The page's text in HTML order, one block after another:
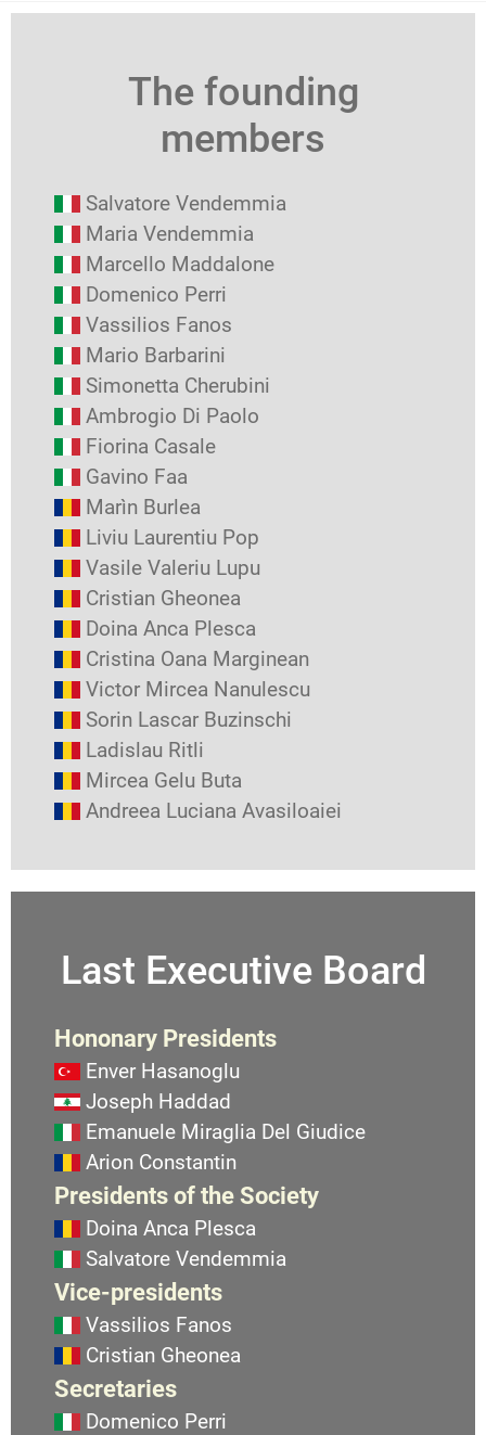
The founding
members
Salvatore Vendemmia
Maria Vendemmia
Marcello Maddalone
Domenico Perri
Vassilios Fanos
Mario Barbarini
Simonetta Cherubini
Ambrogio Di Paolo
Fiorina Casale
Gavino Faa
Marìn Burlea
Liviu Laurentiu Pop
Vasile Valeriu Lupu
Cristian Gheonea
Doina Anca Plesca
Cristina Oana Marginean
Victor Mircea Nanulescu
Sorin Lascar Buzinschi
Ladislau Ritli
Mircea Gelu Buta
Andreea Luciana Avasiloaiei
Last Executive Board
Hononary Presidents
Enver Hasanoglu
Joseph Haddad
Emanuele Miraglia Del Giudice
Arion Constantin
Presidents of the Society
Doina Anca Plesca
Salvatore Vendemmia
Vice-presidents
Vassilios Fanos
Cristian Gheonea
Secretaries
Domenico Perri